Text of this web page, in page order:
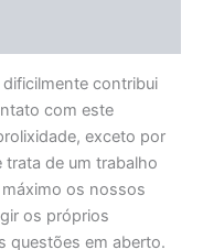
contribui
com este
exceto por
de um trabalho
os nossos
os próprios
questões em aberto.